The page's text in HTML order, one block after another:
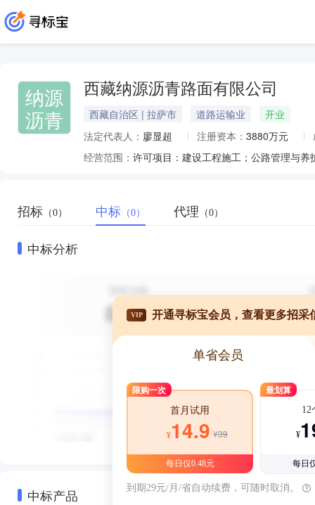
纳源
沥青
西藏纳源沥青路面有限公司
西藏自治区 | 拉萨市 道路运输业
开业
法定代表人： 廖显超 注册资本： 3880万元
经营范围：
招标 （0） 中标 （0） 代理 （0）
中标分析
中标产品
VIP 开通寻标宝会员，查看更多招采
单省会员
限购一次
首月试用
¥14.9 ¥39
每日仅0.48元
最划算
12
¥
每日
到期29元/月/省自动续费，可随时取消。